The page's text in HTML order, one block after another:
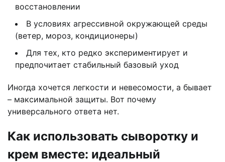
восстановлении
В условиях агрессивной окружающей среды
(ветер, мороз, кондиционеры)
Для тех, кто редко экспериментирует и
предпочитает стабильный базовый уход
Иногда хочется легкости и невесомости, а бывает
– максимальной защиты. Вот почему
универсального ответа нет.
Как использовать сыворотку и
крем вместе: идеальный